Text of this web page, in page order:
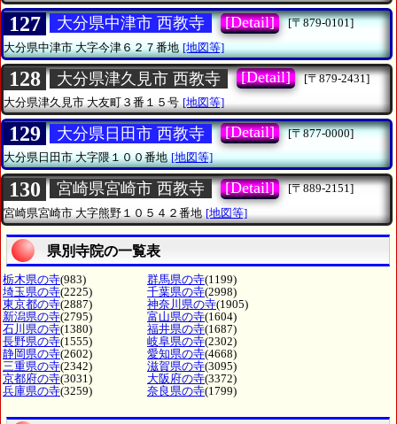
127 大分県中津市 西教寺 [Detail]
[〒879-0101]
大分県中津市大字今津６２７番地 [地図等]
128 大分県津久見市 西教寺 [Detail]
[〒879-2431]
大分県津久見市大友町３番１５号 [地図等]
129 大分県日田市 西教寺 [Detail]
[〒877-0000]
大分県日田市大字隈１００番地 [地図等]
130 宮崎県宮崎市 西教寺 [Detail]
[〒889-2151]
宮崎県宮崎市 大字熊野１０５４２番地 [地図等]
県別寺院の一覧表
栃木県の寺(983) 群馬県の寺(1199)
埼玉県の寺(2225) 千葉県の寺(2998)
東京都の寺(2887) 神奈川県の寺(1905)
新潟県の寺(2795) 富山県の寺(1604)
石川県の寺(1380) 福井県の寺(1687)
長野県の寺(1555) 岐阜県の寺(2302)
静岡県の寺(2602) 愛知県の寺(4668)
三重県の寺(2342) 滋賀県の寺(3095)
京都府の寺(3031) 大阪府の寺(3372)
兵庫県の寺(3259) 奈良県の寺(1799)